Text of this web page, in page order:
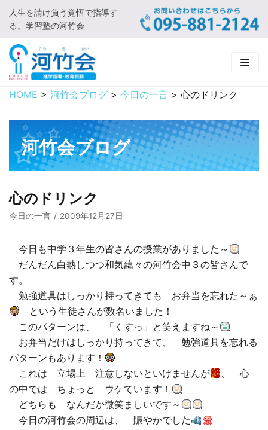
コ
ン
テ
ン
ツ
に
キ
プ
人生を請け負う覚悟で指導す
る。学習塾の河竹会
HOME
新着情報
□ お知らせ
河竹会について
□ 河竹会について
□ よくあるご質問
□ 小学部
□ 高校部
□ 有料体験指導
実 績
□ 2019年合格体験記
HOME > 河竹会ブログ > 今日の一言 > 心のドリンク
河竹会ブログ
心のドリンク
今日の一言 2009年12月27日
今日も中学３年生の皆さんの授業がありました～
だんだん白熱しつつ和気藹々の河竹会中３の皆さんで
す。
勉強道具はしっかり持ってきても お弁当を忘れた～ぁ
という生徒さんが数名いました！
このパターンは、 「くすっ」と笑えますね～
お弁当だけはしっかり持ってきて、 勉強道具を忘れる
パターンもあります！
これは 立場上 注意しないといけませんが
、 心
の中では ちょっと ウケています！
どちらも なんだか微笑ましいです～
今日の河竹会の周辺は、 賑やかでした